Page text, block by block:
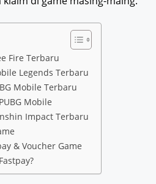
Fire Terbaru
Legends Terbaru
Mobile Terbaru
Mobile
Impact Terbaru
& Voucher Game